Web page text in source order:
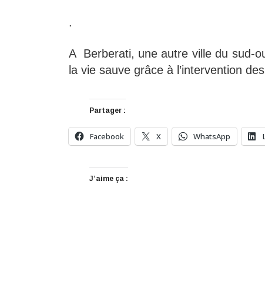
.
A Berberati, une autre ville du sud-
la vie sauve grâce à l’intervention
Partager :
Facebook X WhatsApp
J’aime ça :